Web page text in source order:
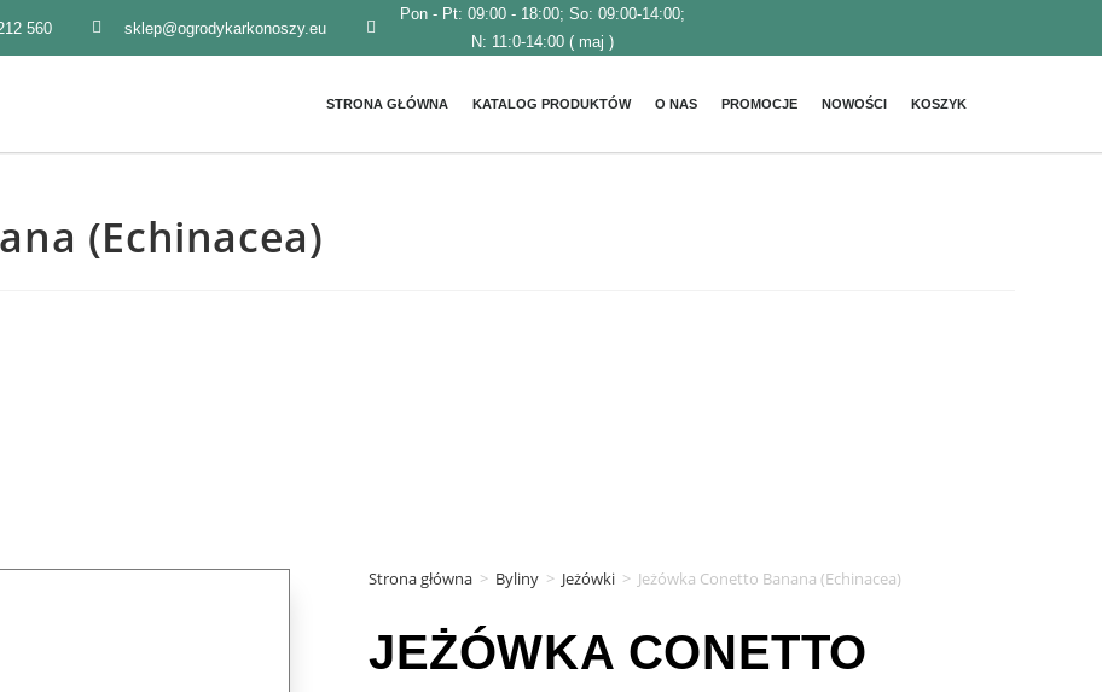
560 sklep@ogrodykarkonoszy.eu
Pon - Pt: 09:00 - 18:00; So: 09:00-14:00;
N: 11:0-14:00 ( maj )
STRONA GŁÓWNA KATALOG PRODUKTÓW O NAS PROMOCJE NOWOŚCI KOSZYK
(Echinacea)
Strona główna > Byliny > Jeżówki > Jeżówka Conetto Banana (Echinacea)
JEŻÓWKA CONETTO